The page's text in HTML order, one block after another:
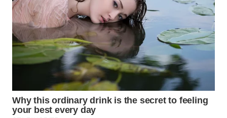
WN
PRIANGAN
TIMUR
WN
SEMARANG
WN
SOLO